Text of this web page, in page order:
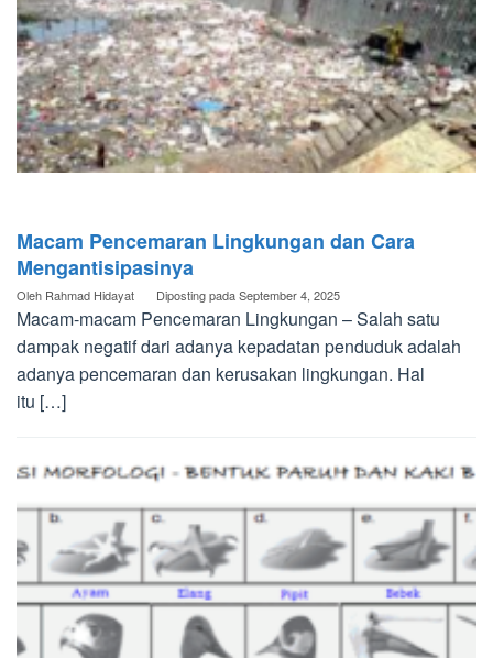
Macam Pencemaran Lingkungan dan Cara
Mengantisipasinya
Oleh Rahmad Hidayat Diposting padaSeptember 4, 2025
Macam-macam Pencemaran Lingkungan – Salah satu
dampak negatif dari adanya kepadatan penduduk adalah
adanya pencemaran dan kerusakan lingkungan. Hal
itu […]